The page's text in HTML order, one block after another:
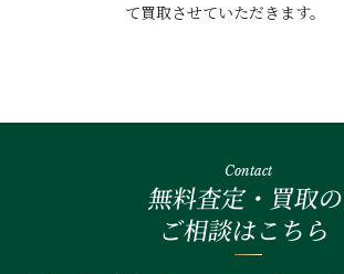
て買取させていただきます。
Contact
無料査定・買取の
ご相談はこちら